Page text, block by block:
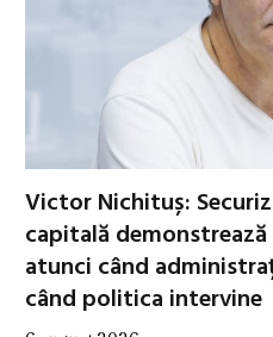
Victor Nichituș:
capitală
atunci când
când politica intervine